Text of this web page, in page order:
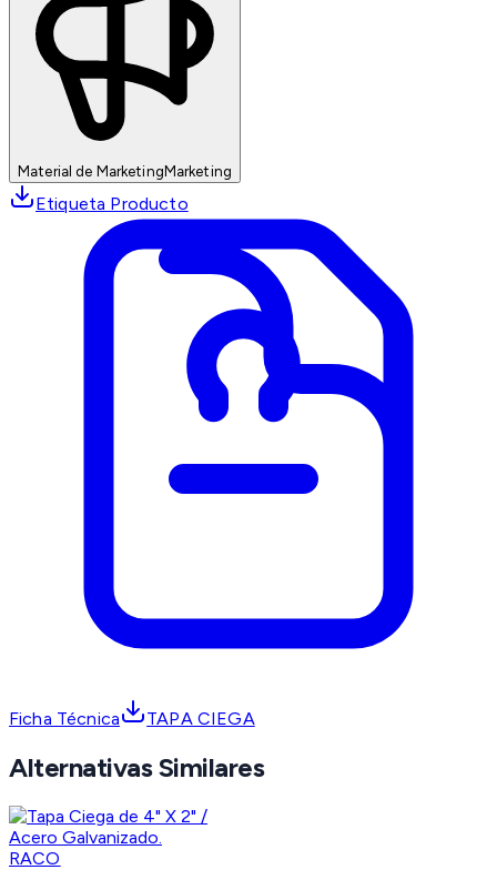
Material de MarketingMarketing
Etiqueta Producto
Ficha Técnica TAPA CIEGA
Alternativas Similares
RACO